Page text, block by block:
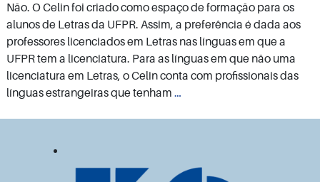
Não. O Celin foi criado como espaço de formação para os
alunos de Letras da UFPR. Assim, a preferência é dada aos
professores licenciados em Letras nas línguas em que a
UFPR tem a licenciatura. Para as línguas em que não uma
licenciatura em Letras, o Celin conta com profissionais das
línguas estrangeiras que tenham …
posso